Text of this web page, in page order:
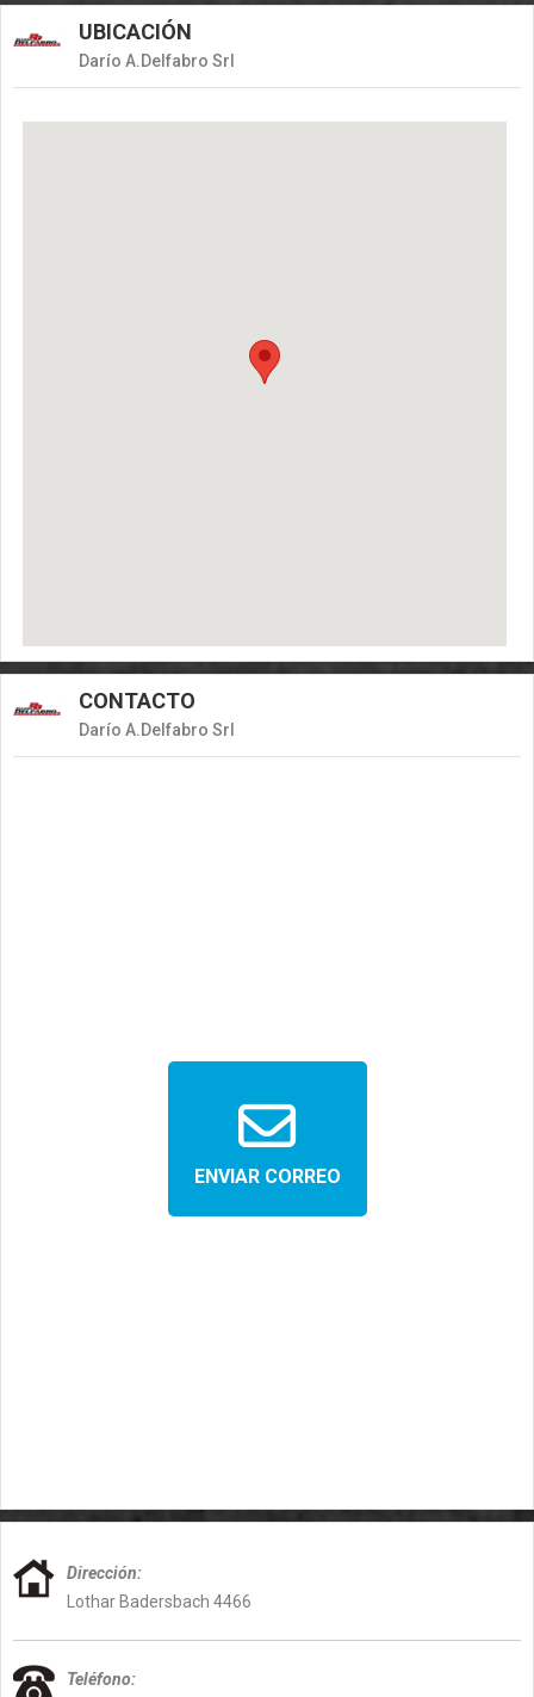
UBICACIÓN
Darío A.Delfabro Srl
CONTACTO
Darío A.Delfabro Srl
Dirección:
Lothar Badersbach 4466
Teléfono: